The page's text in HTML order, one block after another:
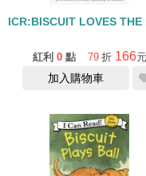
ICR:BISCUIT LOVES
紅利 0 點 79 折 166元
加入購物車